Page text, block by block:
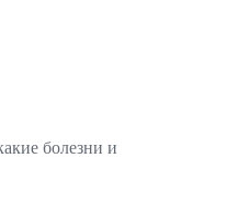
болезни и